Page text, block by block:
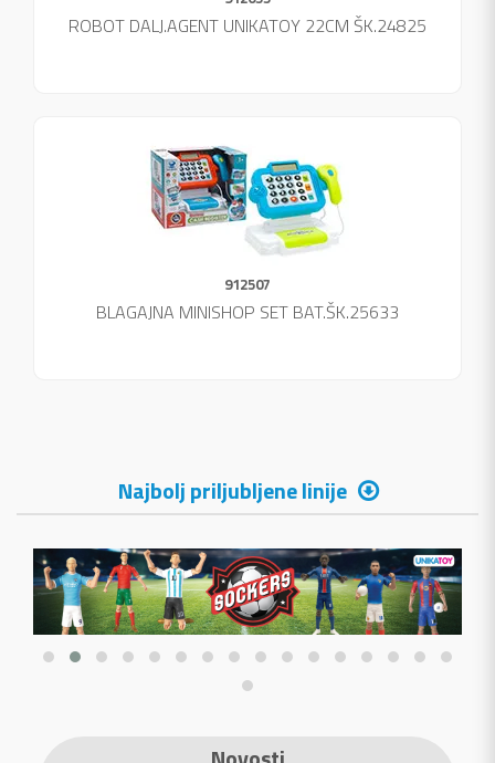
ROBOT DALJ.AGENT UNIKATOY 22CM ŠK.24825
912507
BLAGAJNA MINISHOP SET BAT.ŠK.25633
Najbolj priljubljene linije